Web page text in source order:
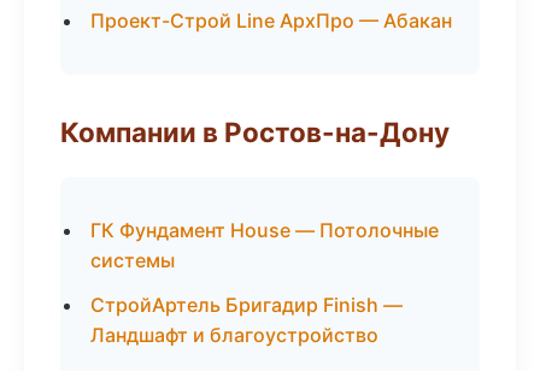
Проект-Строй Line АрхПро — Абакан
Компании в Ростов-на-Дону
ГК Фундамент House — Потолочные
системы
СтройАртель Бригадир Finish —
Ландшафт и благоустройство